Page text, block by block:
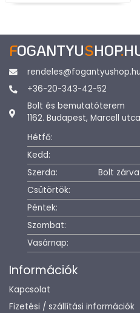
FOGANTYUSHOP.
rendeles@fogantyushop.hu
+36-20-343-42-52
Bolt és bemutatóterem
1162. Budapest, Marcell
Hétfő:
Kedd:
Szerda:
Bolt
Csütörtök:
Péntek:
Szombat:
Vasárnap:
Információk
Kapcsolat
Fizetési / szállítási információk